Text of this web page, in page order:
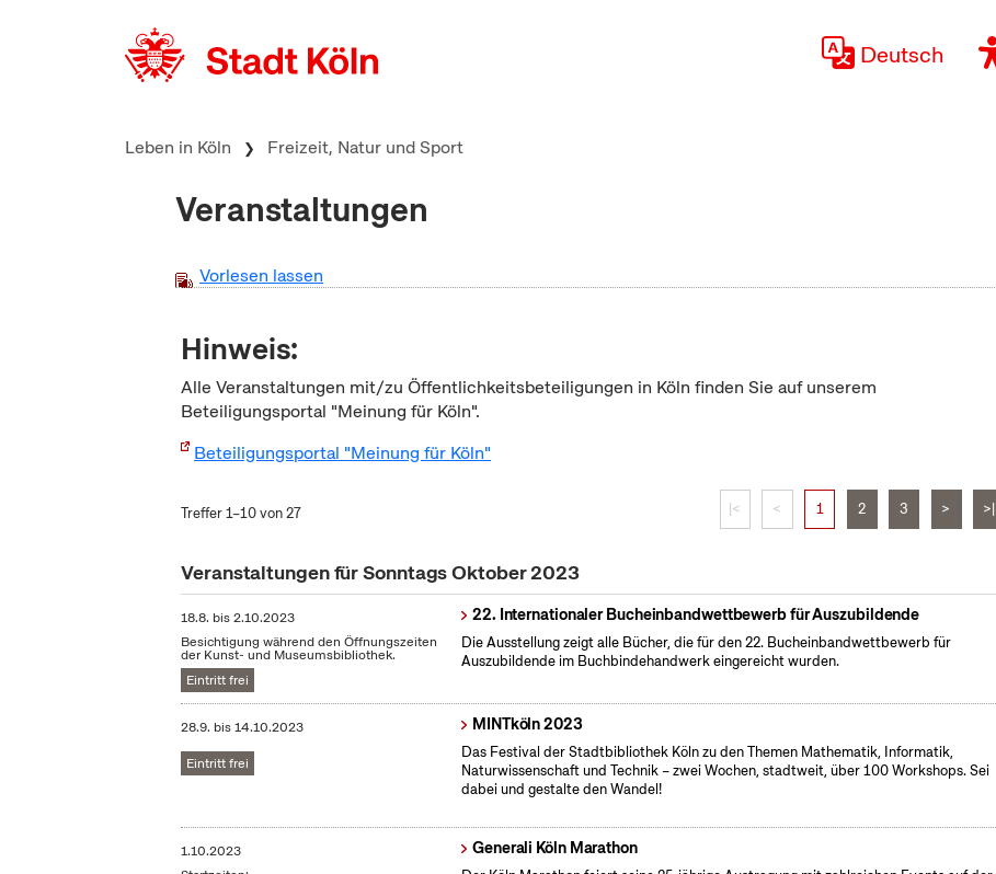
Deutsch
Leben in Köln Freizeit, Natur und Sport
Veranstaltungen
Vorlesen lassen
Hinweis:
Alle Veranstaltungen mit/zu Öffentlichkeitsbeteiligungen in Köln finden Sie auf unserem
Beteiligungsportal "Meinung für Köln".
Beteiligungsportal "Meinung für Köln"
Treffer 1–10 von 27 |< < 1 2 3 > >|
Veranstaltungen für Sonntags Oktober 2023
18.8. bis2.10.2023
Besichtigung während den Öffnungszeiten
der Kunst- und Museumsbibliothek.
Eintritt frei
22. Internationaler Bucheinbandwettbewerb für Auszubildende
Die Ausstellung zeigt alle Bücher, die für den 22. Bucheinbandwettbewerb für
Auszubildende im Buchbindehandwerk eingereicht wurden.
28.9. bis14.10.2023
Eintritt frei
MINTköln 2023
Das Festival der Stadtbibliothek Köln zu den Themen Mathematik, Informatik,
Naturwissenschaft und Technik – zwei Wochen, stadtweit, über 100 Workshops. Sei
dabei und gestalte den Wandel!
1.10.2023
Generali Köln Marathon